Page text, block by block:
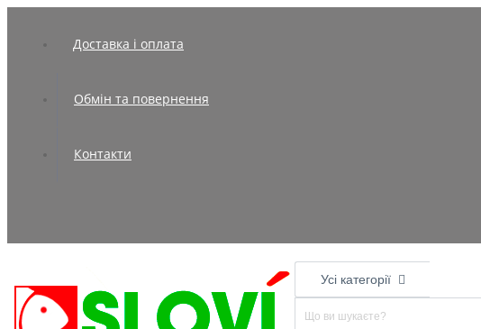
Доставка і оплата
Обмін та повернення
Контакти
Усі категорії